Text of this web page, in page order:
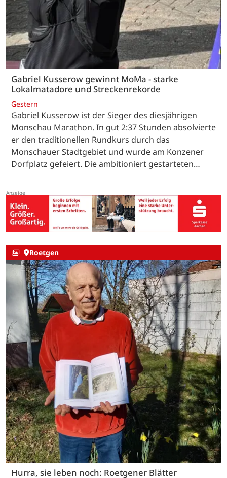
Gabriel Kusserow gewinnt MoMa - starke
Lokalmatadore und Streckenrekorde
Gestern
Gabriel Kusserow ist der Sieger des diesjährigen
Monschau Marathon. In gut 2:37 Stunden absolvierte
er den traditionellen Rundkurs durch das
Monschauer Stadtgebiet und wurde am Konzener
Dorfplatz gefeiert. Die ambitioniert gestarteten…
Roetgen
Hurra, sie leben noch: Roetgener Blätter